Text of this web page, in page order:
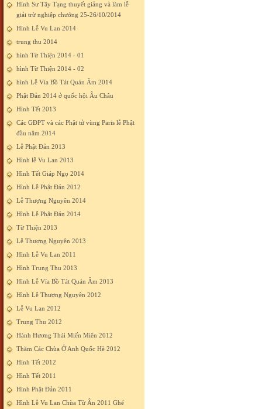
Hình Sư Tây Tạng thuyết giảng và làm lễ
giải trừ nghiệp chướng 25-26/10/2014
Hình Lễ Vu Lan 2014
trung thu 2014
hình Từ Thiện 2014 - 01
hình Từ Thiện 2014 - 02
hình Lễ Vía Bồ Tát Quán Âm 2014
Phật Đản 2014 ở quốc hội Âu Châu
Hình Tết 2013
Các GĐPT và các Phật tử vùng Paris lễ Phật
đầu năm 2014
Lễ Phật Đản 2013
Hình lễ Vu Lan 2013
Hình Tết Giáp Ngọ 2014
Hình Lễ Phật Đản 2012
Lễ Thượng Nguyên 2014
Hình Lễ Phật Đản 2014
Từ Thiện 2013
Lễ Thượng Nguyên 2013
Hình Lễ Vu Lan 2011
Hình Trung Thu 2013
Hình Lễ Vía Bồ Tát Quán Âm 2013
Hình Lễ Thượng Nguyên 2012
Lễ Vu Lan 2012
Trung Thu 2012
Hành Hương Thái Miến Miên 2012
Thăm Các Chùa Ở Anh Quốc Hè 2012
Hình Tết 2012
Hình Tết 2011
Hình Phật Đản 2011
Hình Lễ Vu Lan Chùa Từ Ân 2011 Ghé